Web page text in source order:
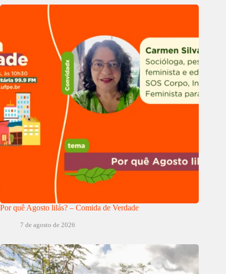
Por quê Agosto lilás? – Comida de Verdade
7 de agosto de 2026